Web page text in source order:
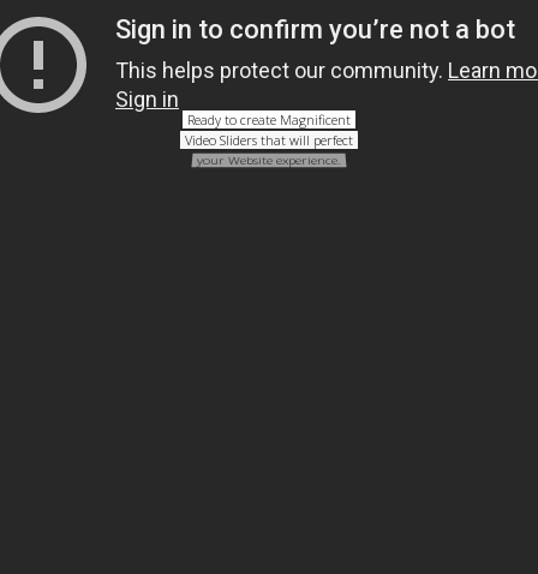
Ready to create Magnificent
Video Sliders that will perfect
your Website experience.